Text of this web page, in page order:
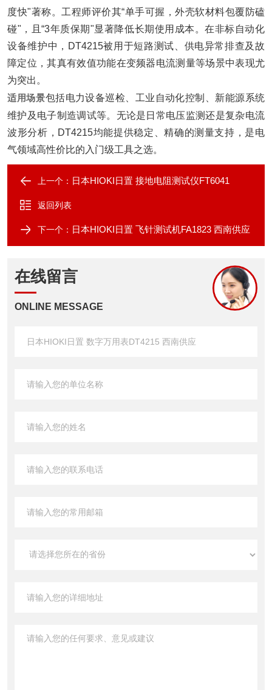
度快"著称。工程师评价其“单手可握，外壳软材料包覆防磕
碰"，且“3年质保期"显著降低长期使用成本。在非标自动化
设备维护中，DT4215被用于短路测试、供电异常排查及故
障定位，其真有效值功能在变频器电流测量等场景中表现尤
为突出。
适用场景‌包括电力设备巡检、工业自动化控制、新能源系统
维护及电子制造调试等。无论是日常电压监测还是复杂电流
波形分析，DT4215均能提供稳定、精确的测量支持，是电
气领域高性价比的入门级工具之选。
上一个： 日本HIOKI日置 接地电阻测试仪FT6041
返回列表
下一个： 日本HIOKI日置 飞针测试机FA1823 西南供应
在线留言
ONLINE MESSAGE